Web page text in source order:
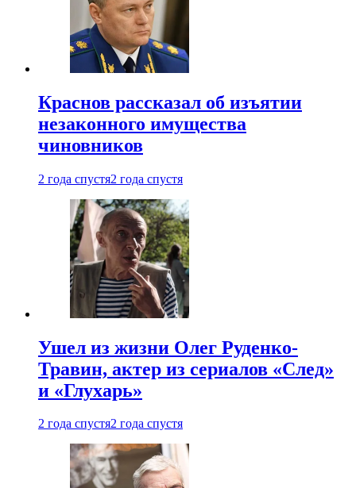
Краснов рассказал об изъятии
незаконного имущества
чиновников
2 года спустя2 года спустя
Ушел из жизни Олег Руденко-
Травин, актер из сериалов «След»
и «Глухарь»
2 года спустя2 года спустя